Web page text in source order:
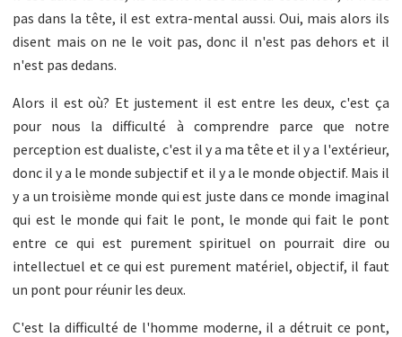
pas dans la tête, il est extra-mental aussi. Oui, mais alors ils
disent mais on ne le voit pas, donc il n'est pas dehors et il
n'est pas dedans.
Alors il est où? Et justement il est entre les deux, c'est ça
pour nous la difficulté à comprendre parce que notre
perception est dualiste, c'est il y a ma tête et il y a l'extérieur,
donc il y a le monde subjectif et il y a le monde objectif. Mais il
y a un troisième monde qui est juste dans ce monde imaginal
qui est le monde qui fait le pont, le monde qui fait le pont
entre ce qui est purement spirituel on pourrait dire ou
intellectuel et ce qui est purement matériel, objectif, il faut
un pont pour réunir les deux.
C'est la difficulté de l'homme moderne, il a détruit ce pont,